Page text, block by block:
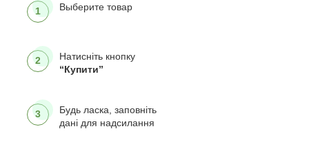
1 Выберите товар
2
Натисніть кнопку
“Купити”
3
Будь ласка, заповніть
дані для надсилання